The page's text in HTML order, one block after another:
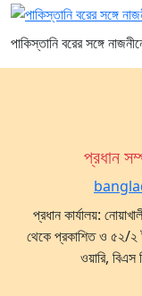
পাকিস্তানি বরের সঙ্গে
প্রধান
প্রধান কার্যালয়:
থেকে প্রকাশিত ও ৫২/২
ওয়ারি, বিএস